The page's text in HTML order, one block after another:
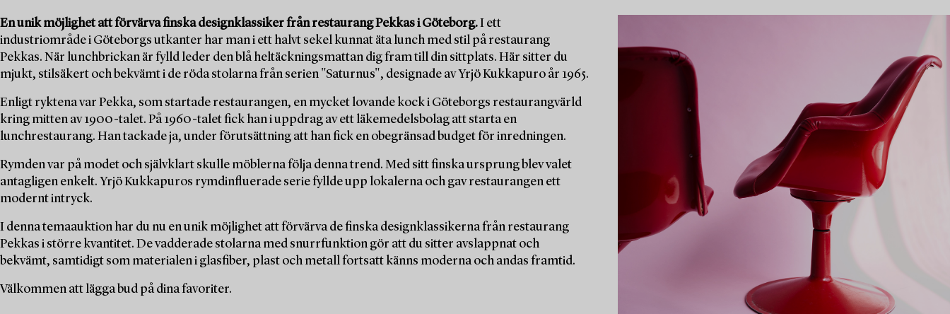
En unik möjlighet att förvärva finska designklassiker från restaurang Pekkas i Göteborg.I ett
industriområde i Göteborgs utkanter har man i ett halvt sekel kunnat äta lunch med stil på restaurang
Pekkas. När lunchbrickan är fylld leder den blå heltäckningsmattan dig fram till din sittplats. Här sitter du
mjukt, stilsäkert och bekvämt i de röda stolarna från serien "Saturnus", designade av Yrjö Kukkapuro år 1965.
Enligt ryktena var Pekka, som startade restaurangen, en mycket lovande kock i Göteborgs restaurangvärld
kring mitten av 1900-talet. På 1960-talet fick han i uppdrag av ett läkemedelsbolag att starta en
lunchrestaurang. Han tackade ja, under förutsättning att han fick en obegränsad budget för inredningen.
Rymden var på modet och självklart skulle möblerna följa denna trend. Med sitt finska ursprung blev valet
antagligen enkelt. Yrjö Kukkapuros rymdinfluerade serie fyllde upp lokalerna och gav restaurangen ett
modernt intryck.
I denna temaauktion har du nu en unik möjlighet att förvärva de finska designklassikerna från restaurang
Pekkas i större kvantitet. De vadderade stolarna med snurrfunktion gör att du sitter avslappnat och
bekvämt, samtidigt som materialen i glasfiber, plast och metall fortsatt känns moderna och andas framtid.
Välkommen att lägga bud på dina favoriter.